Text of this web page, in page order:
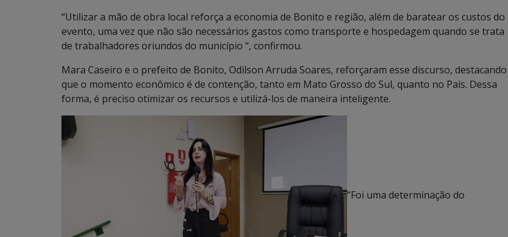
“Utilizar a mão de obra local reforça a economia de Bonito e região, além de baratear os custos do
evento, uma vez que não são necessários gastos como transporte e hospedagem quando se trata
de trabalhadores oriundos do município “, confirmou.
Mara Caseiro e o prefeito de Bonito, Odilson Arruda Soares, reforçaram esse discurso, destacando
que o momento econômico é de contenção, tanto em Mato Grosso do Sul, quanto no País. Dessa
forma, é preciso otimizar os recursos e utilizá-los de maneira inteligente.
“Foi uma determinação do